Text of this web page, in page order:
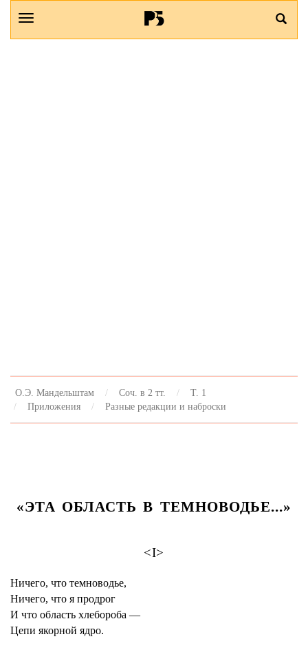
О.Э. Мандельштам Соч. в 2 тт.
Т. 1
Приложения
Разные редакции и наброски
«ЭТА ОБЛАСТЬ В ТЕМНОВОДЬЕ...»
<I>
Ничего, что темноводье,
Ничего, что я продрог
И что область хлебороба —
Цепи якорной ядро.